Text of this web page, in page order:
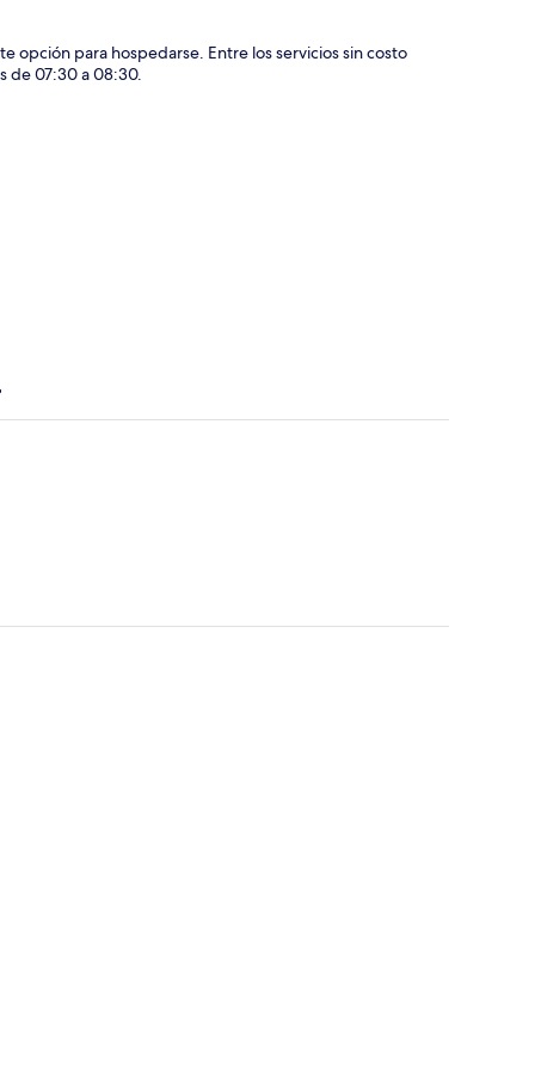
opción para hospedarse. Entre los servicios sin costo
de 07:30 a 08:30.